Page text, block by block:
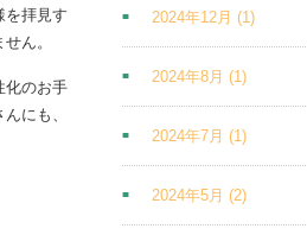
を拝見す
ん。
化のお手
にも、
2024年12月(1)
2024年8月(1)
2024年7月(1)
2024年5月(2)